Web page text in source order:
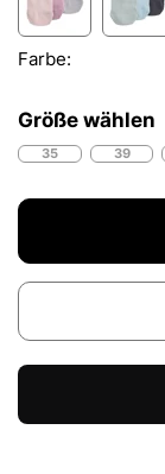
Farbe:
Größe wählen
35 39